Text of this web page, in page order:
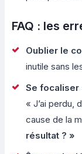
FAQ : les
Oublier le
inutile sans
Se focaliser
« J’ai perdu,
cause de la
résultat ? »